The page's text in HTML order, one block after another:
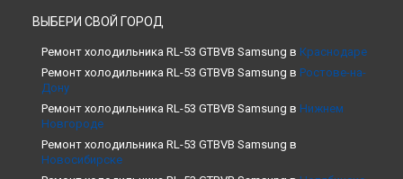
ВЫБЕРИ СВОЙ ГОРОД
Ремонт холодильника RL-53 GTBVB Samsung в Краснодаре
Ремонт холодильника RL-53 GTBVB Samsung в Ростове-на-
Дону
Ремонт холодильника RL-53 GTBVB Samsung в Нижнем
Новгороде
Ремонт холодильника RL-53 GTBVB Samsung в
Новосибирске